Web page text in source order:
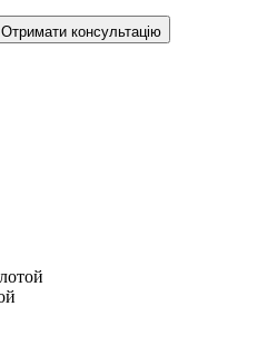
Отримати консультацію